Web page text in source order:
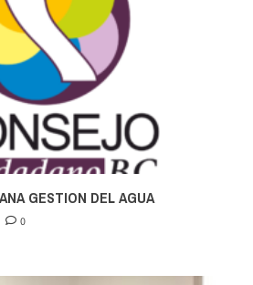
GESTION DEL AGUA
0